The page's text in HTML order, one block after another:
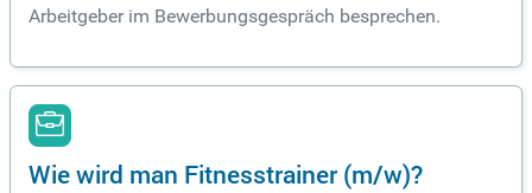
Arbeitgeber im Bewerbungsgespräch besprechen.
Wie wird man Fitnesstrainer (m/w)?